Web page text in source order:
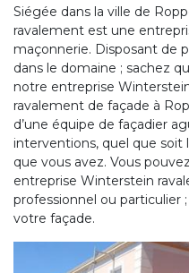
Siégée dans la ville de
ravalement est une
maçonnerie. Disposant de
dans le domaine ; sachez
notre entreprise
ravalement de façade à
d’une équipe de façadier
interventions, quel que
que vous avez. Vous
entreprise Winterstein
professionnel ou
votre façade.